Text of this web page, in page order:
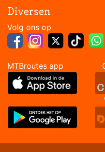
Diversen
Volg ons
MTBroutes app Co